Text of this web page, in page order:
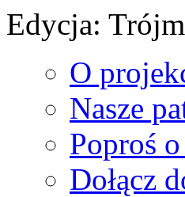
Edycja:
O
Nasze
Poproś
Dołącz